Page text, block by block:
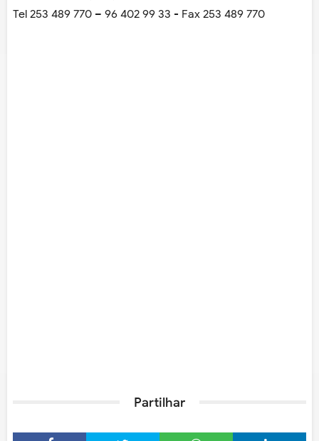
Tel 253 489 770 – 96 402 99 33 - Fax 253 489 770
Partilhar